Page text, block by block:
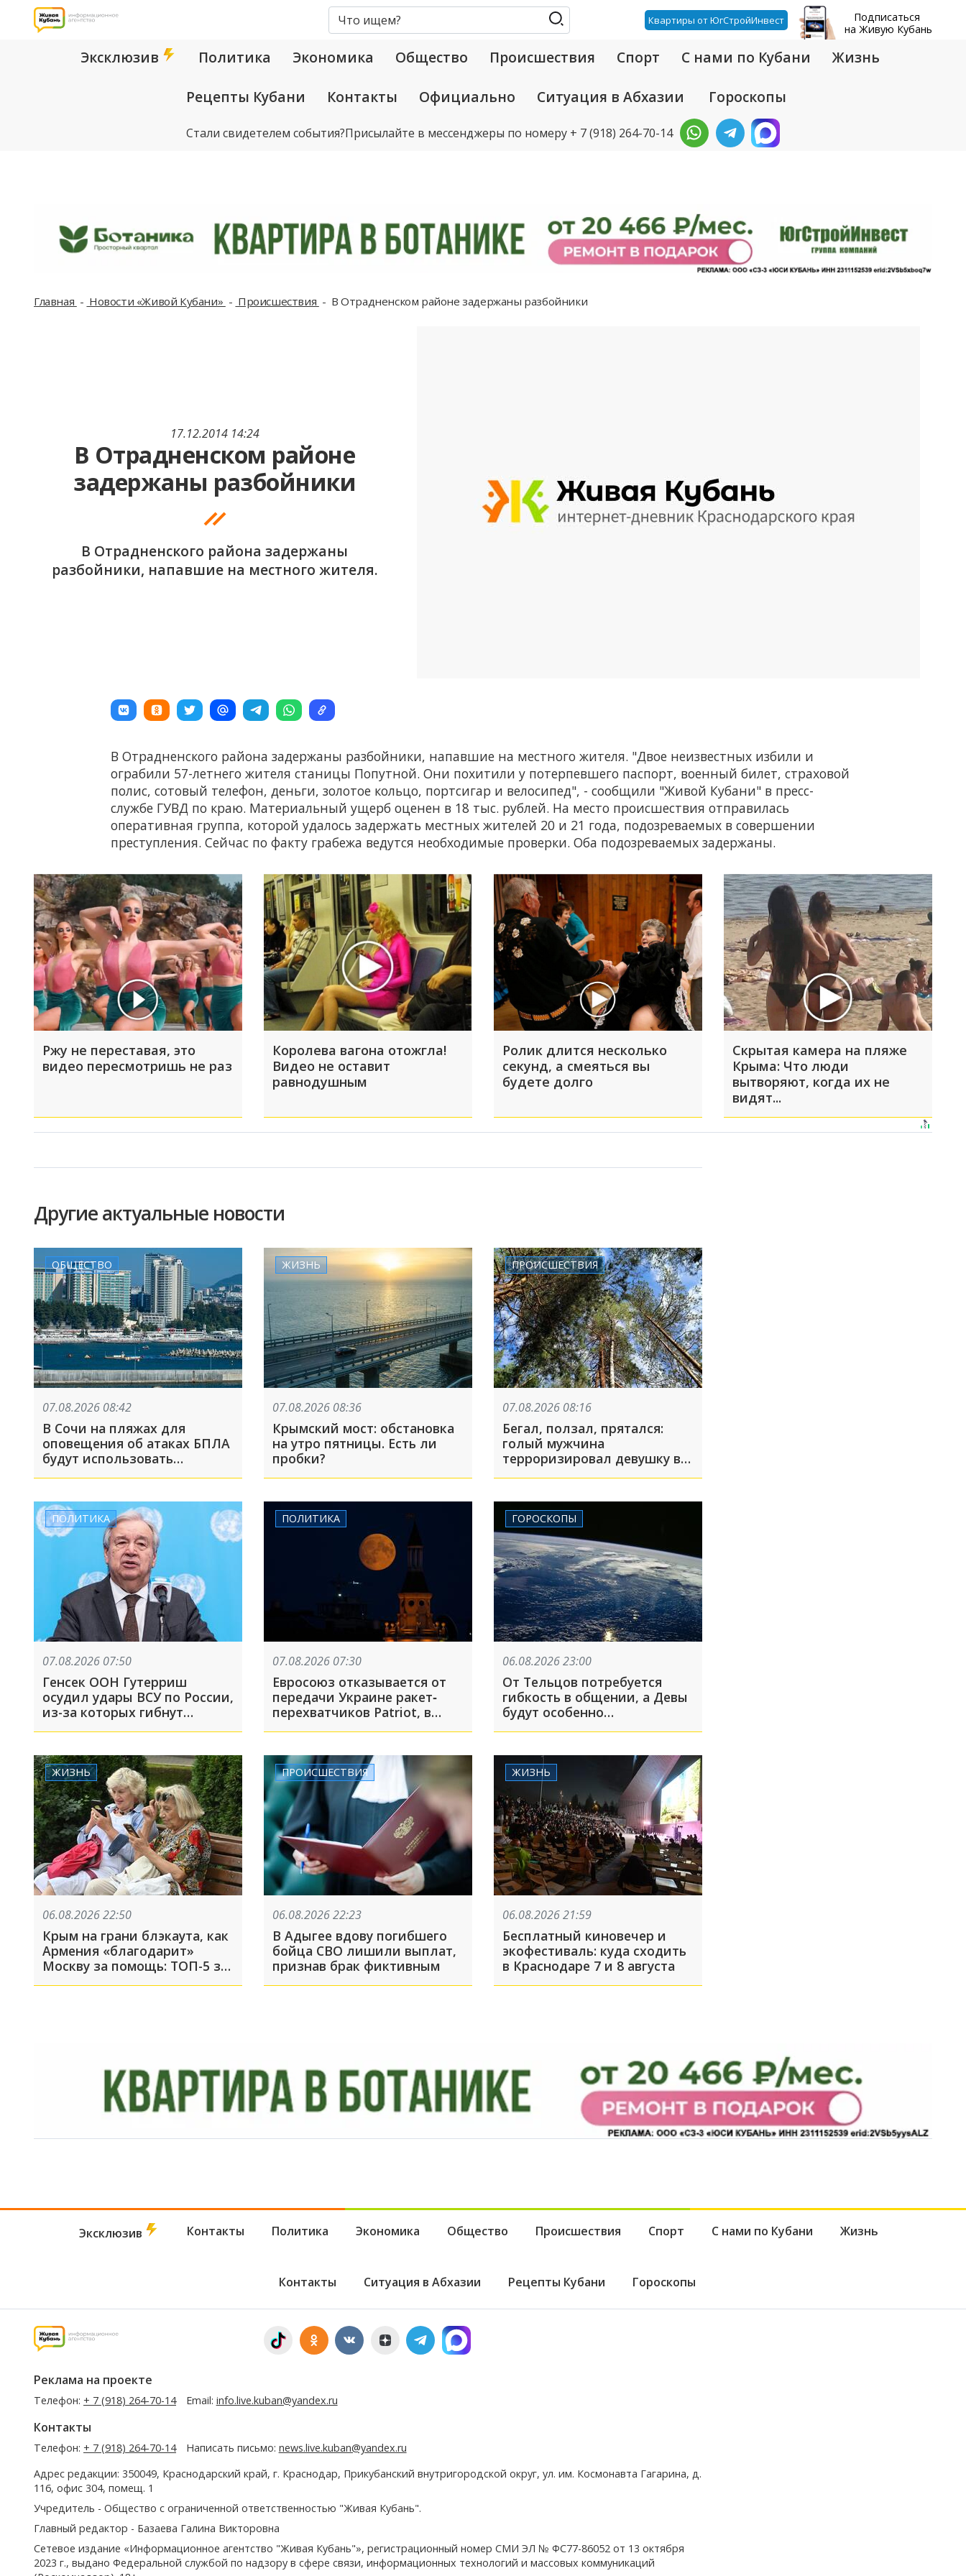
Квартиры от ЮгСтройИнвест
Подписаться
на Живую Кубань
Эксклюзив Политика Экономика Общество Происшествия Спорт С нами по Кубани Жизнь
Рецепты Кубани Контакты Официально Ситуация в Абхазии Гороскопы
Стали свидетелем события?Присылайте в мессенджеры по номеру + 7 (918) 264-70-14
Главная Новости «Живой Кубани» Происшествия В Отрадненском районе задержаны разбойники
17.12.2014 14:24
В Отрадненском районе
задержаны разбойники
В Отрадненского района задержаны
разбойники, напавшие на местного жителя.
В Отрадненского района задержаны разбойники, напавшие на местного жителя. "Двое неизвестных избили и
ограбили 57-летнего жителя станицы Попутной. Они похитили у потерпевшего паспорт, военный билет, страховой
полис, сотовый телефон, деньги, золотое кольцо, портсигар и велосипед", - сообщили "Живой Кубани" в пресс-
службе ГУВД по краю. Материальный ущерб оценен в 18 тыс. рублей. На место происшествия отправилась
оперативная группа, которой удалось задержать местных жителей 20 и 21 года, подозреваемых в совершении
преступления. Сейчас по факту грабежа ведутся необходимые проверки. Оба подозреваемых задержаны.
Ржу не переставая, это
видео пересмотришь не раз
Королева вагона отожгла!
Видео не оставит
равнодушным
Ролик длится несколько
секунд, а смеяться вы
будете долго
Скрытая камера на пляже
Крыма: Что люди
вытворяют, когда их не
видят...
Другие актуальные новости
ОБЩЕСТВО
07.08.2026 08:42
В Сочи на пляжах для
оповещения об атаках БПЛА
будут использовать
громкоговорители. Речь
слышно сирену
ЖИЗНЬ
07.08.2026 08:36
Крымский мост: обстановка
на утро пятницы. Есть ли
пробки?
ПРОИСШЕСТВИЯ
07.08.2026 08:16
Бегал, ползал, прятался:
голый мужчина
терроризировал девушку в
сквере Краснодара
ПОЛИТИКА
07.08.2026 07:50
Генсек ООН Гутерриш
осудил удары ВСУ по России,
из-за которых гибнут
ПОЛИТИКА
07.08.2026 07:30
Евросоюз отказывается от
передачи Украине ракет‐
перехватчиков Patriot, в
— непростая задача: что
произошло, пока вы спали
ГОРОСКОПЫ
06.08.2026 23:00
От Тельцов потребуется
гибкость в общении, а Девы
будут особенно
ЖИЗНЬ
06.08.2026 22:50
Крым на грани блэкаута, как
Армения «благодарит»
Москву за помощь: ТОП-5 за
ПРОИСШЕСТВИЯ
06.08.2026 22:23
В Адыгее вдову погибшего
бойца СВО лишили выплат,
признав брак фиктивным
ЖИЗНЬ
06.08.2026 21:59
Бесплатный киновечер и
экофестиваль: куда сходить
в Краснодаре 7 и 8 августа
Эксклюзив Контакты Политика Экономика Общество Происшествия Спорт С нами по Кубани Жизнь
Контакты Ситуация в Абхазии Рецепты Кубани Гороскопы
Реклама на проекте
Телефон: + 7 (918) 264-70-14 Email: info.live.kuban@yandex.ru
Контакты
Телефон: + 7 (918) 264-70-14 Написать письмо: news.live.kuban@yandex.ru
Адрес редакции: 350049, Краснодарский край, г. Краснодар, Прикубанский внутригородской округ, ул. им. Космонавта Гагарина, д.
116, офис 304, помещ. 1
Учредитель - Общество с ограниченной ответственностью "Живая Кубань".
Главный редактор - Базаева Галина Викторовна
Сетевое издание «Информационное агентство "Живая Кубань"», регистрационный номер СМИ ЭЛ № ФС77-86052 от 13 октября
2023 г., выдано Федеральной службой по надзору в сфере связи, информационных технологий и массовых коммуникаций